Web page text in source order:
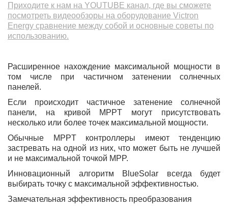
Приходите к нам на YOUTUBE канал, где вы сможете
посмотреть видеообзоры на оборудование Victron
Energy сравнение между собой и основные советы по
использованию.
Расширенное нахождение максимальной мощности в
том числе при частичном затенении солнечных
панелей.
Если происходит частичное затенение солнечной
панели, на кривой MPPT могут присутствовать
несколько или более точек максимальной мощности.
Обычные MPPT контроллеры имеют тенденцию
застревать на одной из них, что может быть не лучшей
и не максимальной точкой MPP.
Инновационный алгоритм BlueSolar всегда будет
выбирать точку с максимальной эффективностью.
Замечательная эффективность преобразования